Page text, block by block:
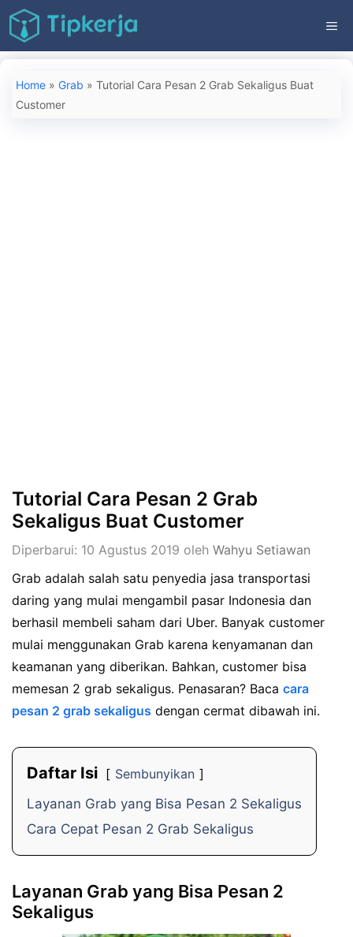
Langsung
ke
isi
Home » Grab » Tutorial Cara Pesan 2 Grab Sekaligus Buat
Customer
Tutorial Cara Pesan 2 Grab
Sekaligus Buat Customer
Diperbarui: 10 Agustus 2019 oleh Wahyu Setiawan
Grab adalah salah satu penyedia jasa transportasi
daring yang mulai mengambil pasar Indonesia dan
berhasil membeli saham dari Uber. Banyak customer
mulai menggunakan Grab karena kenyamanan dan
keamanan yang diberikan. Bahkan, customer bisa
memesan 2 grab sekaligus. Penasaran? Baca cara
pesan 2 grab sekaligus dengan cermat dibawah ini.
Daftar Isi
Sembunyikan
Layanan Grab yang Bisa Pesan 2 Sekaligus
Cara Cepat Pesan 2 Grab Sekaligus
Layanan Grab yang Bisa Pesan 2
Sekaligus